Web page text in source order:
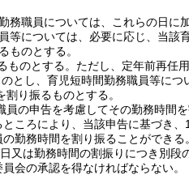
務職員については、これらの日に
等については、必要に応じ、当該
ものとする。
のとする。 ただし、定年前再任
とし、育児短時間勤務職員等につ
り振るものとする。
の申告を考慮してその勤務時間
ころにより、当該申告に基づき、
勤務時間を割り振ることができる。
又は勤務時間の割振りにつき別段
会の承認を得なければならない。